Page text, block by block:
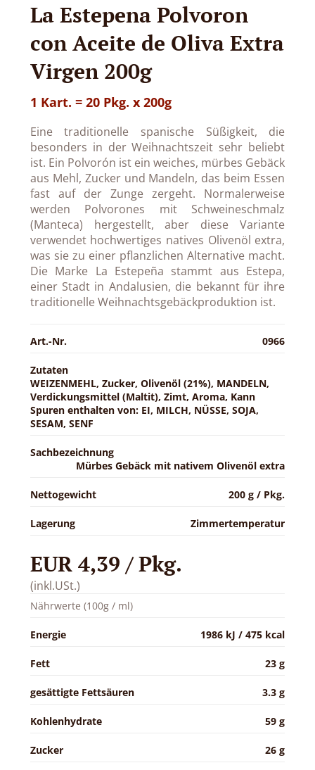
La Estepena Polvoron
con Aceite de Oliva Extra
Virgen 200g
1 Kart. = 20 Pkg. x 200g
Eine traditionelle spanische Süßigkeit, die
besonders in der Weihnachtszeit sehr beliebt
ist. Ein Polvorón ist ein weiches, mürbes Gebäck
aus Mehl, Zucker und Mandeln, das beim Essen
fast auf der Zunge zergeht. Normalerweise
werden Polvorones mit Schweineschmalz
(Manteca) hergestellt, aber diese Variante
verwendet hochwertiges natives Olivenöl extra,
was sie zu einer pflanzlichen Alternative macht.
Die Marke La Estepeña stammt aus Estepa,
einer Stadt in Andalusien, die bekannt für ihre
traditionelle Weihnachtsgebäckproduktion ist.
Art.-Nr. 0966
Zutaten
WEIZENMEHL, Zucker, Olivenöl (21%), MANDELN,
Verdickungsmittel (Maltit), Zimt, Aroma, Kann
Spuren enthalten von: EI, MILCH, NÜSSE, SOJA,
SESAM, SENF
Sachbezeichnung
Mürbes Gebäck mit nativem Olivenöl extra
Nettogewicht 200 g / Pkg.
Lagerung Zimmertemperatur
EUR 4,39 / Pkg.
(inkl.USt.)
Nährwerte (100g / ml)
Energie 1986 kJ / 475 kcal
Fett 23 g
gesättigte Fettsäuren 3.3 g
Kohlenhydrate 59 g
Zucker 26 g